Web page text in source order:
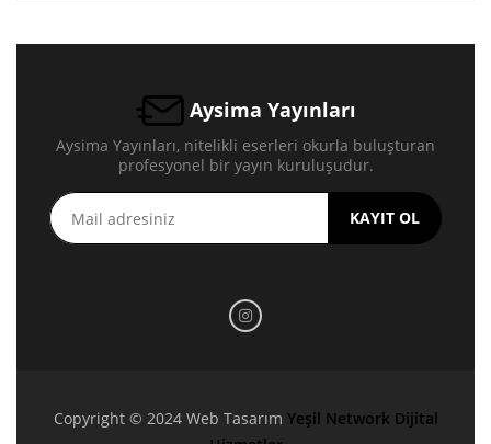
Aysima Yayınları
Aysima Yayınları, nitelikli eserleri okurla buluşturan
profesyonel bir yayın kuruluşudur.
KAYIT OL
Copyright © 2024 Web Tasarım Yeşil Network Dijital